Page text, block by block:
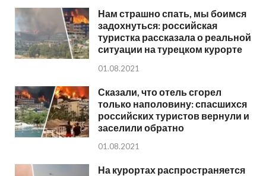
Нам страшно спать, мы боимся
задохнуться: российская
туристка рассказала о реальной
ситуации на турецком курорте
01.08.2021
Сказали, что отель сгорел
только наполовину: спасшихся
российских туристов вернули и
заселили обратно
01.08.2021
На курортах распространяется